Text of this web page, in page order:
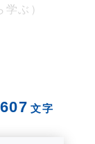
ぶ）
文字